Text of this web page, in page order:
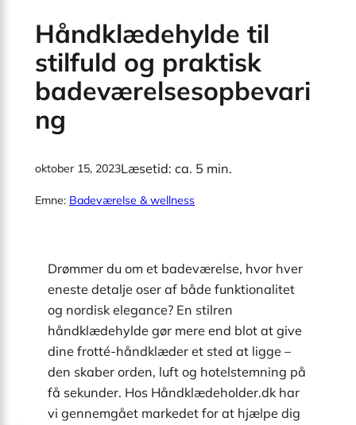
Håndklædehylde til
stilfuld og praktisk
badeværelsesopbevari
ng
oktober 15, 2023Læsetid: ca. 5 min.
Emne: Badeværelse & wellness
Drømmer du om et badeværelse, hvor hver
eneste detalje oser af både funktionalitet
og nordisk elegance? En stilren
håndklædehylde gør mere end blot at give
dine frotté-håndklæder et sted at ligge –
den skaber orden, luft og hotelstemning på
få sekunder. Hos Håndklædeholder.dk har
vi gennemgået markedet for at hjælpe dig